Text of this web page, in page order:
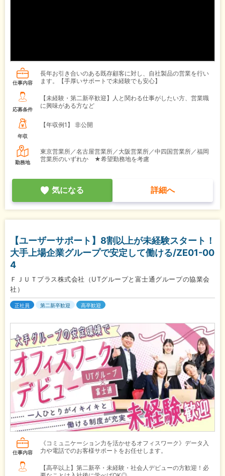
仕事内容
長年お引き合いのある既存顧客に対し、自社製品の営業を行い
ます。【手厚いサポートで未経験でも安心】
応募条件
【未経験・第二新卒歓迎】人と関わる仕事がしたい方、営業職
に興味がある方など
年収
【年収例1】 非公開
勤務地
東京営業所／名古屋営業所／大阪営業所／中四国営業所／福岡
営業所のいずれか ★希望勤務地を考慮
気になる 詳細へ
【ユーザーサポート】8割以上が未経験スタート！
大手上場企業グループで安定して働ける/ZE01-00
4
ＦＪＵＴプラス株式会社（UTグループと富士通グループの協業会
社）
正社員 第二新卒歓迎 高卒歓迎
仕事内容
《コミュニケーション力を活かせるオフィスワーク》データ入
力や電話でのお客様サポートをお任せします。
【高卒以上】第二新卒・未経験・社会人デビューの方歓迎！必